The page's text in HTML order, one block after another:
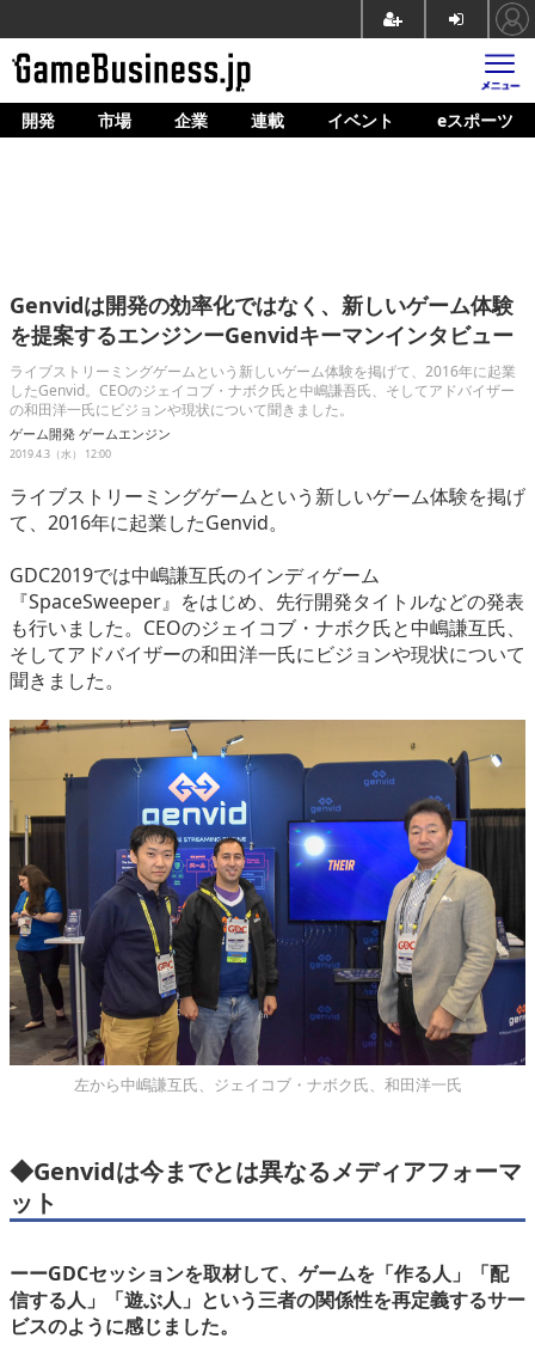
ホーム
企業動向
人材育成
産業政策
連載
イベント/セミナー
開発 市場 企業 連載 イベント eスポーツ
Genvidは開発の効率化ではなく、新しいゲーム体験
を提案するエンジンーGenvidキーマンインタビュー
ライブストリーミングゲームという新しいゲーム体験を掲げて、2016年に起業
したGenvid。CEOのジェイコブ・ナボク氏と中嶋謙吾氏、そしてアドバイザー
の和田洋一氏にビジョンや現状について聞きました。
ゲーム開発 ゲームエンジン
2019.4.3（水） 12:00
ライブストリーミングゲームという新しいゲーム体験を掲げ
て、2016年に起業したGenvid。
GDC2019では中嶋謙互氏のインディゲーム
『SpaceSweeper』をはじめ、先行開発タイトルなどの発表
も行いました。CEOのジェイコブ・ナボク氏と中嶋謙互氏、
そしてアドバイザーの和田洋一氏にビジョンや現状について
聞きました。
左から中嶋謙互氏、ジェイコブ・ナボク氏、和田洋一氏
◆Genvidは今までとは異なるメディアフォーマ
ット
ーーGDCセッションを取材して、ゲームを「作る人」「配
信する人」「遊ぶ人」という三者の関係性を再定義するサー
ビスのように感じました。